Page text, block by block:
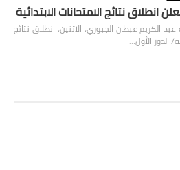
انطلاق نتائج الامتحانات الابتدائية
عبد الكريم عبطان الجبوري، الاثنين، انطلاق نتائج
الدور الأول…